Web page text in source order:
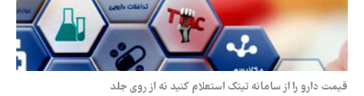
قیمت دارو را از سامانه تیتک استعلام کنید نه از روی جلد